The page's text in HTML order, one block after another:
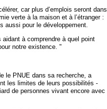
car plus d’emplois seront dans
verte à la maison et à l’étranger :
aussi pour le développement.
aidant à comprendre à quel point
notre existence. "
le PNUE dans sa recherche, a
les limites de leurs possibilités -
de personnes vivant encore avec